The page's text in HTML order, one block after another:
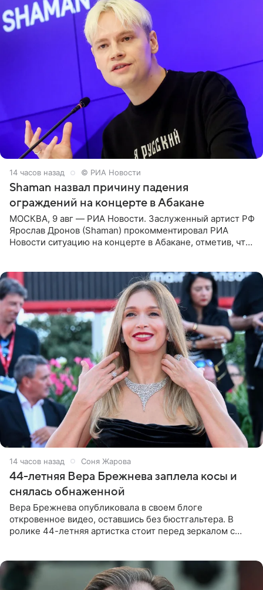
14 часов назад © РИА Новости
Shaman назвал причину падения
ограждений на концерте в Абакане
МОСКВА, 9 авг — РИА Новости. Заслуженный артист РФ
Ярослав Дронов (Shaman) прокомментировал РИА
Новости ситуацию на концерте в Абакане, отметив, что
14 часов назад Соня Жарова
44-летняя Вера Брежнева заплела косы и
снялась обнаженной
Вера Брежнева опубликовала в своем блоге
откровенное видео, оставшись без бюстгальтера. В
ролике 44-летняя артистка стоит перед зеркалом с